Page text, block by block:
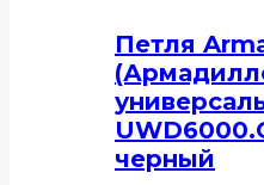
Петля
черный